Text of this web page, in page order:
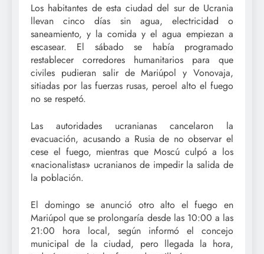
Los habitantes de esta ciudad del sur de Ucrania
llevan cinco días sin agua, electricidad o
saneamiento, y la comida y el agua empiezan a
escasear. El sábado se había programado
restablecer corredores humanitarios para que
civiles pudieran salir de Mariúpol y Vonovaja,
sitiadas por las fuerzas rusas, peroel alto el fuego
no se respetó.
Las autoridades ucranianas cancelaron la
evacuación, acusando a Rusia de no observar el
cese el fuego, mientras que Moscú culpó a los
«nacionalistas» ucranianos de impedir la salida de
la población.
El domingo se anunció otro alto el fuego en
Mariúpol que se prolongaría desde las 10:00 a las
21:00 hora local, según informó el concejo
municipal de la ciudad, pero llegada la hora,